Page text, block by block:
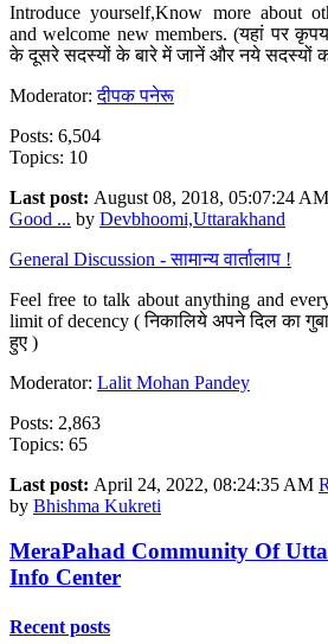
Introduce yourself,Know more about
and welcome new members. (यहां पर
के दूसरे सदस्यों के बारे में जानें और नये सदस्यों
Moderator:दीपक पनेरू
Posts: 6,504
Topics: 10
Last post: August 08, 2018, 05:07:24 AM
Good ... by Devbhoomi,Uttarakhand
General Discussion - सामान्य वार्तालाप !
Feel free to talk about anything and
limit of decency ( निकालिये अपने दिल का
हुए )
Moderator: Lalit Mohan Pandey
Posts: 2,863
Topics: 65
Last post: April 24, 2022, 08:24:35 AM
by Bhishma Kukreti
MeraPahad Community Of
Info Center
Recent posts